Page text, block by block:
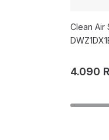
Clean Air
4.090